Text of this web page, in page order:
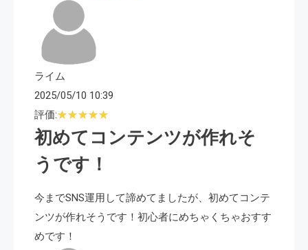
ライム
2025/05/10 10:39
評価:
初めてコンテンツが作れそ
うです！
今までSNS運用して諦めてましたが、初めてコンテ
ンツが作れそうです！初心者にめちゃくちゃおすす
めです！